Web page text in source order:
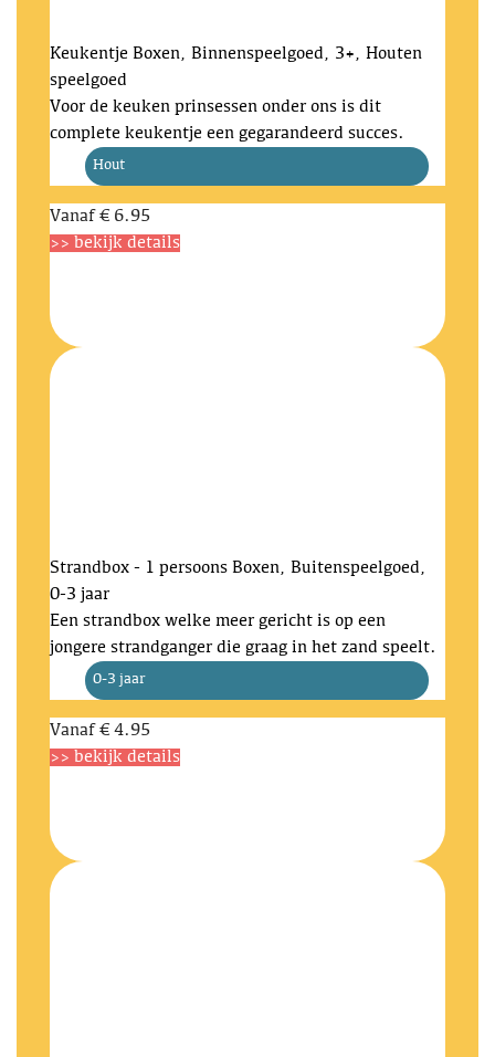
Keukentje Boxen, Binnenspeelgoed, 3+, Houten
speelgoed
Voor de keuken prinsessen onder ons is dit
complete keukentje een gegarandeerd succes.
Hout
Vanaf € 6.95
>> bekijk details
Strandbox - 1 persoons Boxen, Buitenspeelgoed,
0-3 jaar
Een strandbox welke meer gericht is op een
jongere strandganger die graag in het zand speelt.
0-3 jaar
Vanaf € 4.95
>> bekijk details